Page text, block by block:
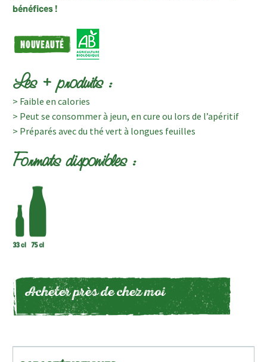
bénéfices !
Les + produits :
> Faible en calories
> Peut se consommer à jeun, en cure ou lors de l’apéritif
> Préparés avec du thé vert à longues feuilles
Formats disponibles :
Acheter près de chez moi